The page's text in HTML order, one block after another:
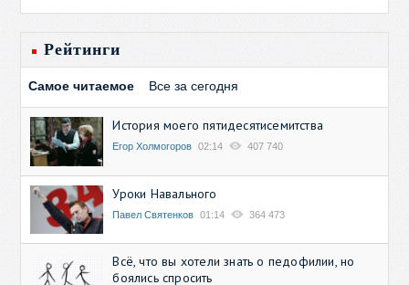
Рейтинги
Самое читаемое Все за сегодня
История моего пятидесятисемитства
Егор Холмогоров 02:14 407 740
Уроки Навального
Павел Святенков 01:14 364 473
Всё, что вы хотели знать о педофилии, но
боялись спросить